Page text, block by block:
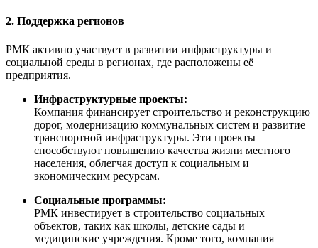
2. Поддержка регионов
РМК активно участвует в развитии инфраструктуры и
социальной среды в регионах, где расположены её
предприятия.
Инфраструктурные проекты:
Компания финансирует строительство и реконструкцию
дорог, модернизацию коммунальных систем и развитие
транспортной инфраструктуры. Эти проекты
способствуют повышению качества жизни местного
населения, облегчая доступ к социальным и
экономическим ресурсам.
Социальные программы:
РМК инвестирует в строительство социальных
объектов, таких как школы, детские сады и
медицинские учреждения. Кроме того, компания